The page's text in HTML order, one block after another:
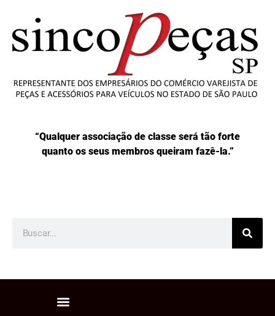
“Qualquer associação de classe será tão forte
quanto os seus membros queiram fazê-la.”